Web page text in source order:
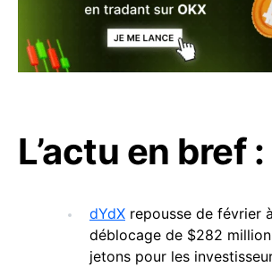
L’actu en bref :
dYdX repousse de février
déblocage de $282
jetons pour les